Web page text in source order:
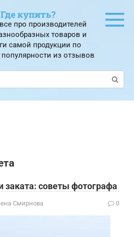
Где купить?
про производителей
товаров и
самой продукции по
популярности из отзывов
заката: советы фотографа
Смирнова 0